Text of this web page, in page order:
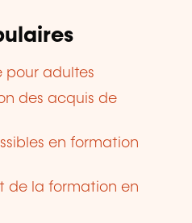
pour adultes
des acquis de
en formation
de la formation en